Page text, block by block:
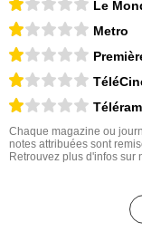
Le
Metro
Chaque magazine ou
notes attribuées sont
Retrouvez plus d'infos sur